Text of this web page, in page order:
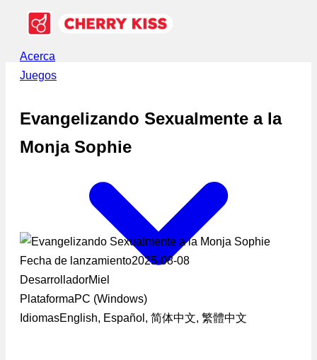
Acerca
Juegos
Evangelizando Sexualmente a la
Monja Sophie
Fecha de lanzamiento2025-08-08
DesarrolladorMiel
PlataformaPC (Windows)
IdiomasEnglish, Español, 简体中文, 繁體中文